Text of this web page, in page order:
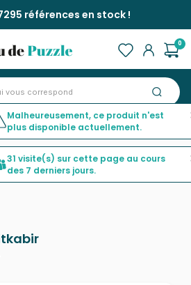
références en stock !
0
> Neon Puzzle - Anitkabir
Malheureusement, ce produit n'est
plus disponible actuellement.
31 visite(s) sur cette page au cours
des 7 derniers jours.